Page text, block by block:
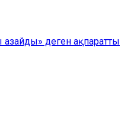
деген ақпаратты